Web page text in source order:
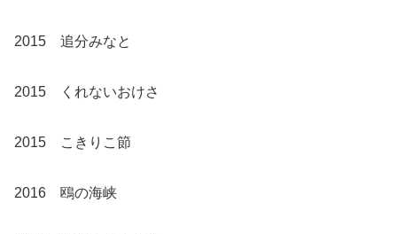
2015 追分みなと
2015 くれないおけさ
2015 こきりこ節
2016 鴎の海峡